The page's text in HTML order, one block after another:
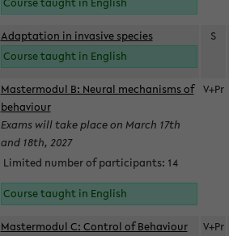
Adaptation in invasive species
Course taught in English
S
Mastermodul B: Neural mechanisms of
behaviour
Exams will take place on March 17th
and 18th, 2027
Limited number of participants: 14
Course taught in English
V+Pr
Mastermodul C: Control of Behaviour
V+Pr